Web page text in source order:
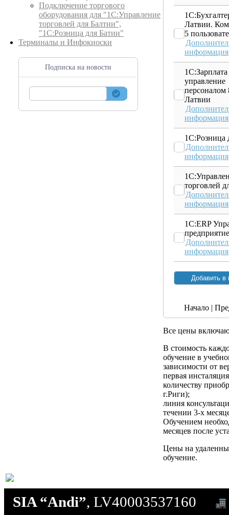
Подключение торгового
оборудования для "1С:Управление
торговлей для Балтии",
"1С:Розница для Батии"
Терминалы и Инфокиоски
Подписка на новости
Латвии.
5
информация
управление
персоналом
Латвии
информация
1С:Розница
информация
торговлей
информация
1С:ERP
информация
Начало |
Все цены
В стоимость
обучение в
зависимости от
первая
количеству
г.Риги);
линия
течении 3-х
Обучением
месяцев после
Цены на
обучение.
SIA “Andi”, LV40003537160